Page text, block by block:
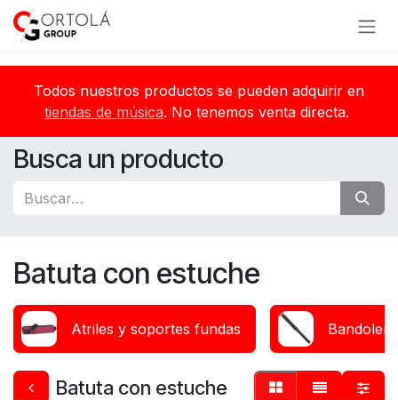
Ir al contenido
Todos nuestros productos se pueden adquirir en
tiendas de música. No tenemos venta directa.
Busca un producto
Batuta con estuche
Atriles y soportes fundas
Batuta con estuche